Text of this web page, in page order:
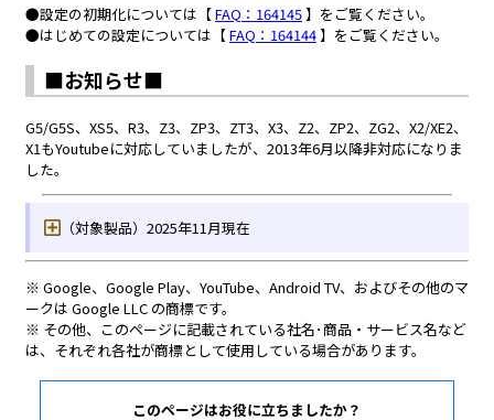
このページはお役に立ちましたか？